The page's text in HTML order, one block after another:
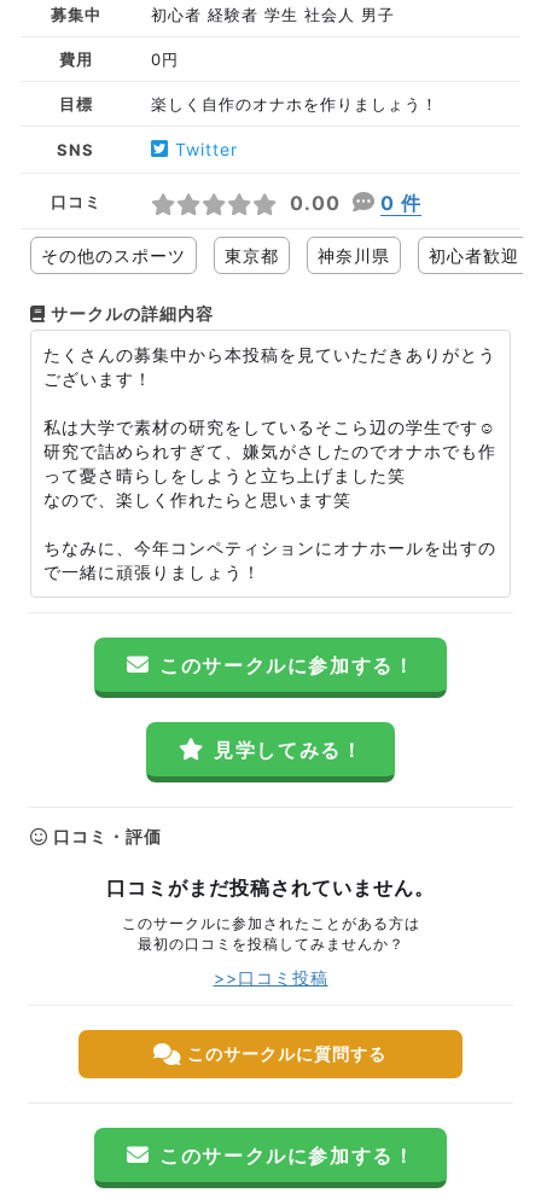
募集中 初心者 経験者 学生 社会人 男子
費用 0円
目標 楽しく自作のオナホを作りましょう！
SNS Twitter
口コミ 0.00 0 件
その他のスポーツ 東京都 神奈川県 初心者歓迎
サークルの詳細内容
たくさんの募集中から本投稿を見ていただきありがとう
ございます！
私は大学で素材の研究をしているそこら辺の学生です☺️
研究で詰められすぎて、嫌気がさしたのでオナホでも作
って憂さ晴らしをしようと立ち上げました笑
なので、楽しく作れたらと思います笑
ちなみに、今年コンペティションにオナホールを出すの
で一緒に頑張りましょう！
このサークルに参加する！
見学してみる！
口コミ・評価
口コミがまだ投稿されていません。
このサークルに参加されたことがある方は
最初の口コミを投稿してみませんか？
>>口コミ投稿
このサークルに質問する
このサークルに参加する！